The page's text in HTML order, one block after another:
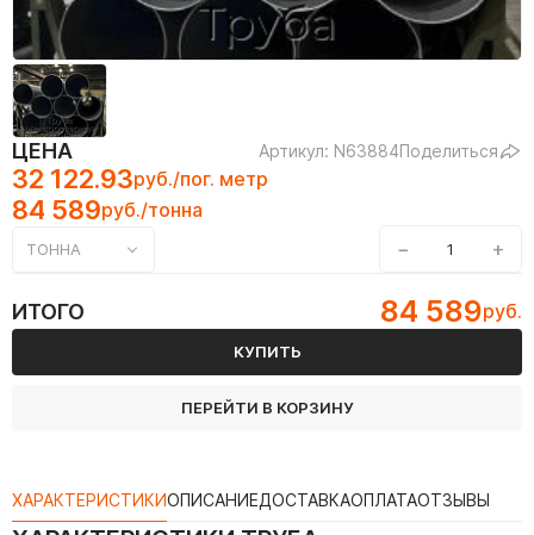
ЦЕНА Артикул: N63884Поделиться
32 122.93руб./пог. метр
84 589руб./тонна
ТОННА − +
ИТОГО 84 589руб.
КУПИТЬ
ПЕРЕЙТИ В КОРЗИНУ
ХАРАКТЕРИСТИКИОПИСАНИЕДОСТАВКАОПЛАТАОТЗЫВЫ